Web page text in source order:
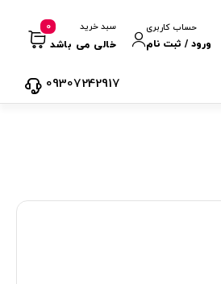
حساب کاربری
ورود / ثبت نام
سبد خرید
خالی می باشد
0
09307242917